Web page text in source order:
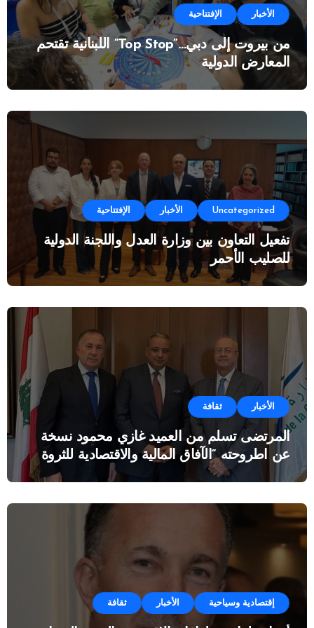
الأخبار الإفتتاحية
من بيروت إلى دبي…”Top Stop” اللبنانية تقتحم
المعارض الدولية
Uncategorized الأخبار الإفتتاحية
تفعيل التعاون بين وزارة العدل واللجنة الدولية
للصليب الأحمر
الأخبار ثقافة
المرتضى تسلم من العميد غازي محمود نسخة
عن اطروحته “الآفاق المالية والاقتصادية للثروة
إقتصادية وسياحية الأخبار ثقافة